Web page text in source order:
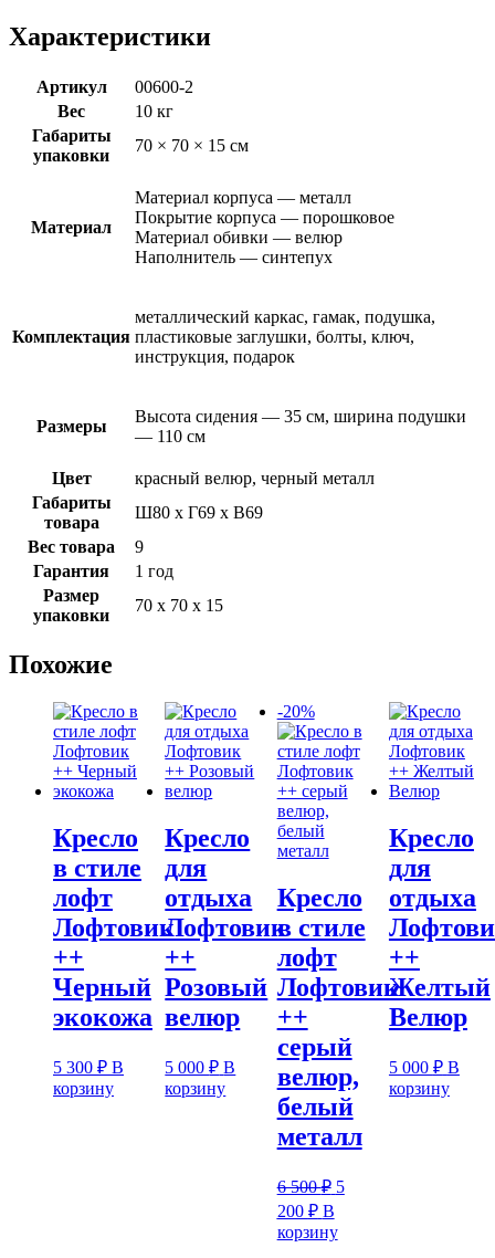
Характеристики
Артикул
00600-2
Вес
10 кг
Габариты
упаковки
70 × 70 × 15 см
Материал
Материал корпуса — металл
Покрытие корпуса — порошковое
Материал обивки — велюр
Наполнитель — синтепух
Комплектация
металлический каркас, гамак, подушка,
пластиковые заглушки, болты, ключ,
инструкция, подарок
Размеры
Высота сидения — 35 см, ширина подушки
— 110 см
Цвет
красный велюр, черный металл
Габариты
товара
Ш80 х Г69 х В69
Вес товара
9
Гарантия
1 год
Размер
упаковки
70 х 70 х 15
Похожие
Кресло
в стиле
лофт
Лофтовик
++
Черный
экокожа
5 300 ₽ В
корзину
Кресло
для
отдыха
Лофтовик
++
Розовый
велюр
5 000₽ В
корзину
-20%
Кресло
в стиле
лофт
Лофтовик
++
серый
велюр,
белый
металл
6 500₽ Первоначальная
составляла
6
5
200 ₽Текущая
цена:
5
В
корзину
Кресло
для
отдыха
++
Желтый
Велюр
5 000 ₽ В
корзину